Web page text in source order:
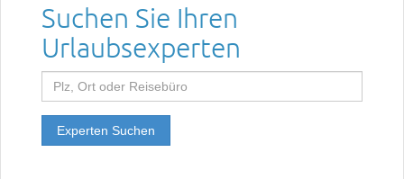
Suchen Sie Ihren
Urlaubsexperten
Experten Suchen